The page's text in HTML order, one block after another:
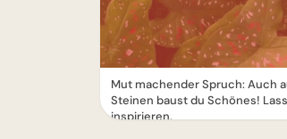
Mut machender Spruch: Auch
Steinen baust du Schönes!
inspirieren.